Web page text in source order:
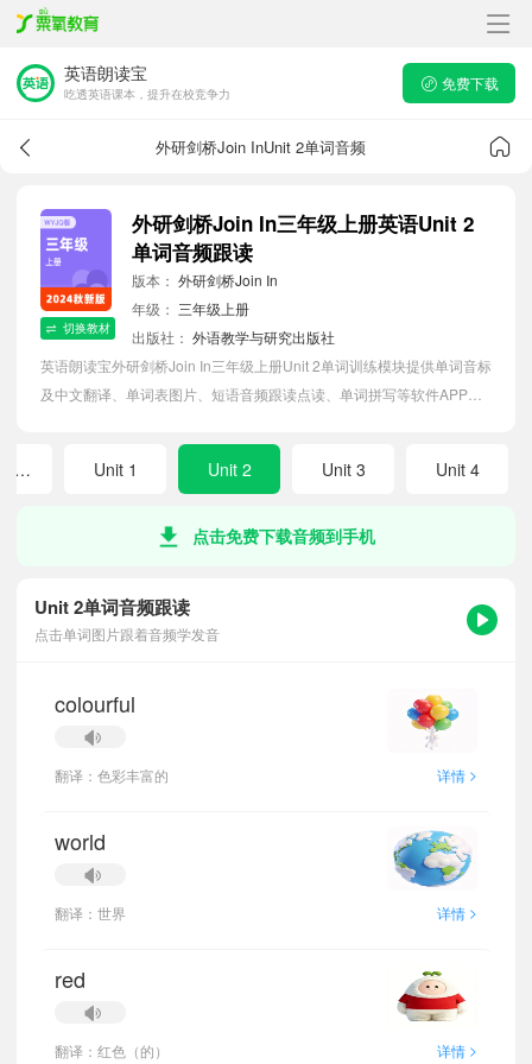
英语朗读宝
吃透英语课本，提升在校竞争力
免费下载
外研剑桥Join InUnit 2单词音频
切换教材
外研剑桥Join In三年级上册英语Unit 2
单词音频跟读
版本： 外研剑桥Join In
年级： 三年级上册
出版社： 外语教学与研究出版社
英语朗读宝外研剑桥Join In三年级上册Unit 2单词训练模块提供单词音标
及中文翻译、单词表图片、短语音频跟读点读、单词拼写等软件APP功
Welcome unit Unit 1 Unit 2 Unit 3 Unit 4
点击免费下载音频到手机
Unit 2单词音频跟读
点击单词图片跟着音频学发音
colourful
翻译：色彩丰富的 详情 >
world
翻译：世界 详情 >
red
翻译：红色（的） 详情 >